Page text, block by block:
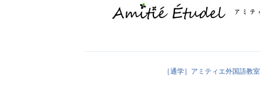
［通学］アミティエ外国語教室